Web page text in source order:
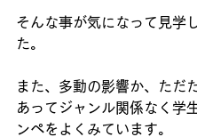
そんな事が気になって見学
た。
また、多動の影響か、ただ
あってジャンル関係なく学
ンペをよくみています。